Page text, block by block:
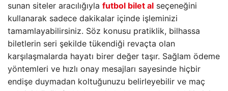
sunan siteler aracılığıyla futbol bilet al seçeneğini
kullanarak sadece dakikalar içinde işleminizi
tamamlayabilirsiniz. Söz konusu pratiklik, bilhassa
biletlerin seri şekilde tükendiği revaçta olan
karşılaşmalarda hayatı birer değer taşır. Sağlam ödeme
yöntemleri ve hızlı onay mesajları sayesinde hiçbir
endişe duymadan koltuğunuzu belirleyebilir ve maç